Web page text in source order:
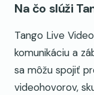
Na čo slúži
Tango Live
komunikáciu a
sa môžu spojiť
videohovorov,